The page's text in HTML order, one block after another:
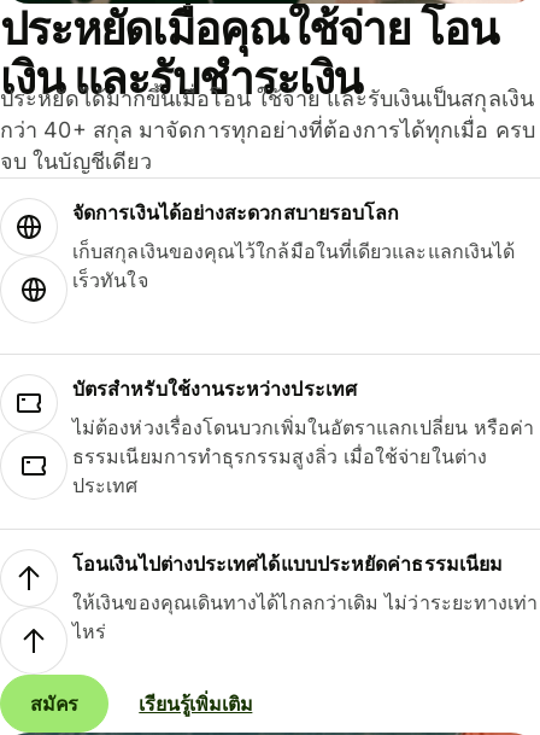
ประหยัดเมื่อคุณใช้จ่าย โอน
เงิน และรับชำระเงิน
ประหยัดได้มากขึ้นเมื่อโอน ใช้จ่าย และรับเงินเป็นสกุลเงิน
กว่า 40+ สกุล มาจัดการทุกอย่างที่ต้องการได้ทุกเมื่อ ครบ
จบ ในบัญชีเดียว
จัดการเงินได้อย่างสะดวกสบายรอบโลก
เก็บสกุลเงินของคุณไว้ใกล้มือในที่เดียวและแลกเงินได้
เร็วทันใจ
บัตรสำหรับใช้งานระหว่างประเทศ
ไม่ต้องห่วงเรื่องโดนบวกเพิ่มในอัตราแลกเปลี่ยน หรือค่า
ธรรมเนียมการทำธุรกรรมสูงลิ่ว เมื่อใช้จ่ายในต่าง
ประเทศ
โอนเงินไปต่างประเทศได้แบบประหยัดค่าธรรมเนียม
ให้เงินของคุณเดินทางได้ไกลกว่าเดิม ไม่ว่าระยะทางเท่า
ไหร่
สมัคร เรียนรู้เพิ่มเติม